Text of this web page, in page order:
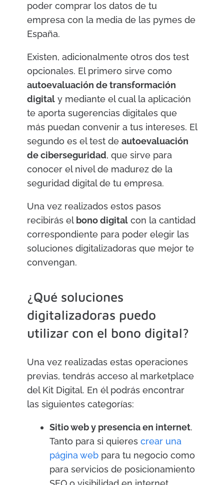
poder comprar los datos de tu
empresa con la media de las pymes de
España.
Existen, adicionalmente otros dos test
opcionales. El primero sirve como
autoevaluación de transformación
digital y mediante el cual la aplicación
te aporta sugerencias digitales que
más puedan convenir a tus intereses. El
segundo es el test de autoevaluación
de ciberseguridad, que sirve para
conocer el nivel de madurez de la
seguridad digital de tu empresa.
Una vez realizados estos pasos
recibirás el bono digital con la cantidad
correspondiente para poder elegir las
soluciones digitalizadoras que mejor te
convengan.
¿Qué soluciones
digitalizadoras puedo
utilizar con el bono digital?
Una vez realizadas estas operaciones
previas, tendrás acceso al marketplace
del Kit Digital. En él podrás encontrar
las siguientes categorías:
Sitio web y presencia en internet.
Tanto para si quieres crear una
página web para tu negocio como
para servicios de posicionamiento